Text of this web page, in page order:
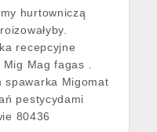
hurtowniczą
recepcyjne
Mag fagas .
spawarka Migomat
pestycydami
80436